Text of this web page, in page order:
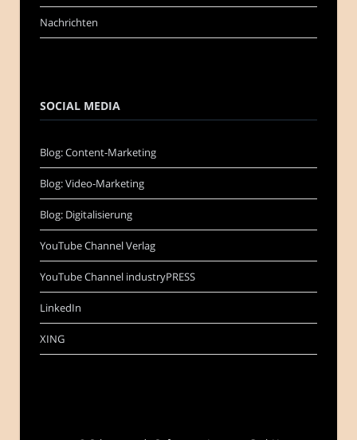
Nachrichten
SOCIAL MEDIA
Blog: Content-Marketing
Blog: Video-Marketing
Blog: Digitalisierung
YouTube Channel Verlag
YouTube Channel industryPRESS
LinkedIn
XING